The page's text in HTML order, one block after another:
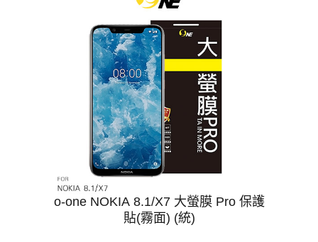
o-one NOKIA 8.1/X7 大螢膜 Pro 保護
貼(霧面) (統)